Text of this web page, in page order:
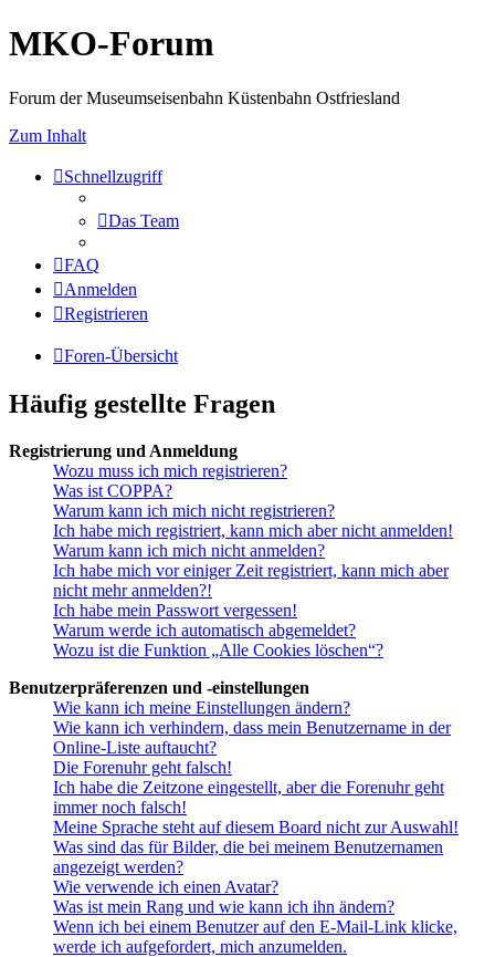
MKO-Forum
Forum der Museumseisenbahn Küstenbahn Ostfriesland
Zum Inhalt
Schnellzugriff
Das Team
FAQ
Anmelden
Registrieren
Foren-Übersicht
Häufig gestellte Fragen
Registrierung und Anmeldung
Wozu muss ich mich registrieren?
Was ist COPPA?
Warum kann ich mich nicht registrieren?
Ich habe mich registriert, kann mich aber nicht anmelden!
Warum kann ich mich nicht anmelden?
Ich habe mich vor einiger Zeit registriert, kann mich aber
nicht mehr anmelden?!
Ich habe mein Passwort vergessen!
Warum werde ich automatisch abgemeldet?
Wozu ist die Funktion „Alle Cookies löschen“?
Benutzerpräferenzen und -einstellungen
Wie kann ich meine Einstellungen ändern?
Wie kann ich verhindern, dass mein Benutzername in der
Online-Liste auftaucht?
Die Forenuhr geht falsch!
Ich habe die Zeitzone eingestellt, aber die Forenuhr geht
immer noch falsch!
Meine Sprache steht auf diesem Board nicht zur Auswahl!
Was sind das für Bilder, die bei meinem Benutzernamen
angezeigt werden?
Wie verwende ich einen Avatar?
Was ist mein Rang und wie kann ich ihn ändern?
Wenn ich bei einem Benutzer auf den E-Mail-Link klicke,
werde ich aufgefordert, mich anzumelden.